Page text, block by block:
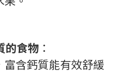
的食物 ：
含鈣質能有效舒緩